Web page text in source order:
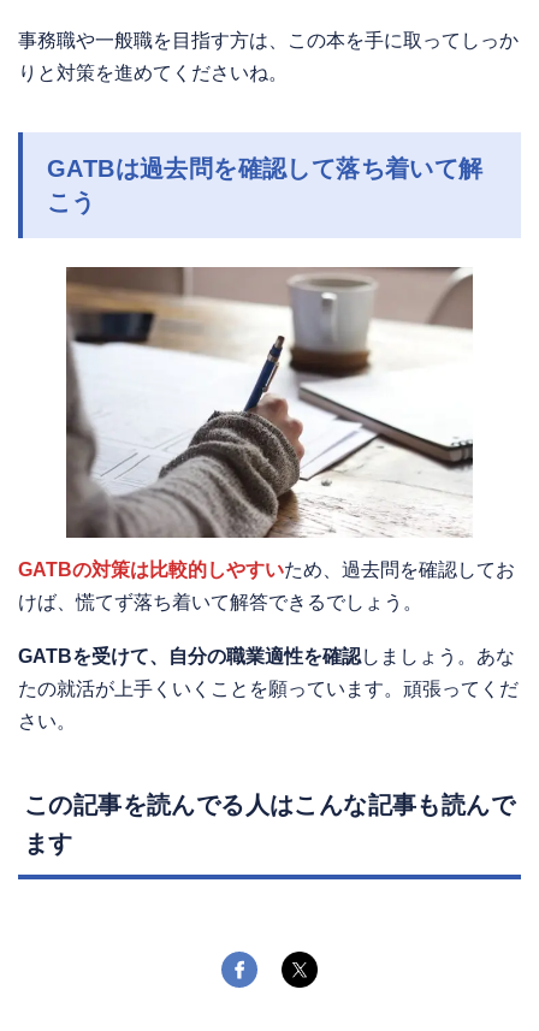
事務職や一般職を目指す方は、この本を手に取ってしっか
りと対策を進めてくださいね。
GATBは過去問を確認して落ち着いて解
こう
GATBの対策は比較的しやすいため、過去問を確認してお
けば、慌てず落ち着いて解答できるでしょう。
GATBを受けて、自分の職業適性を確認しましょう。あな
たの就活が上手くいくことを願っています。頑張ってくだ
さい。
この記事を読んでる人はこんな記事も読んで
ます